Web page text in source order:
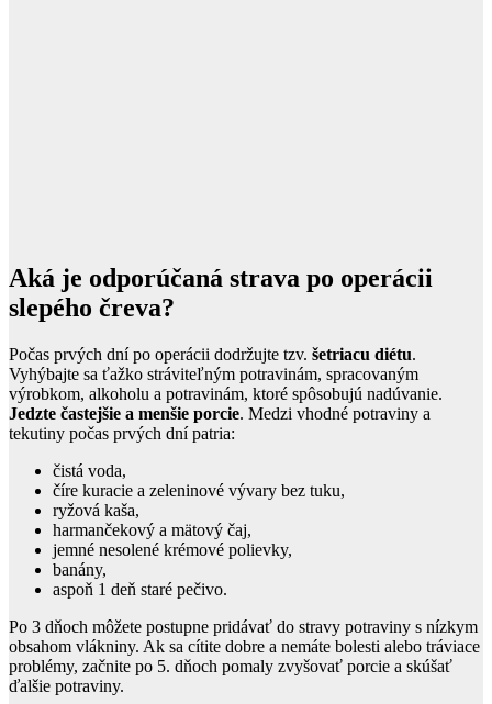
Aká je odporúčaná strava po operácii
slepého čreva?
Počas prvých dní po operácii dodržujte tzv. šetriacu diétu.
Vyhýbajte sa ťažko stráviteľným potravinám, spracovaným
výrobkom, alkoholu a potravinám, ktoré spôsobujú nadúvanie.
Jedzte častejšie a menšie porcie. Medzi vhodné potraviny a
tekutiny počas prvých dní patria:
čistá voda,
číre kuracie a zeleninové vývary bez tuku,
ryžová kaša,
harmančekový a mätový čaj,
jemné nesolené krémové polievky,
banány,
aspoň 1 deň staré pečivo.
Po 3 dňoch môžete postupne pridávať do stravy potraviny s nízkym
obsahom vlákniny. Ak sa cítite dobre a nemáte bolesti alebo tráviace
problémy, začnite po 5. dňoch pomaly zvyšovať porcie a skúšať
ďalšie potraviny.